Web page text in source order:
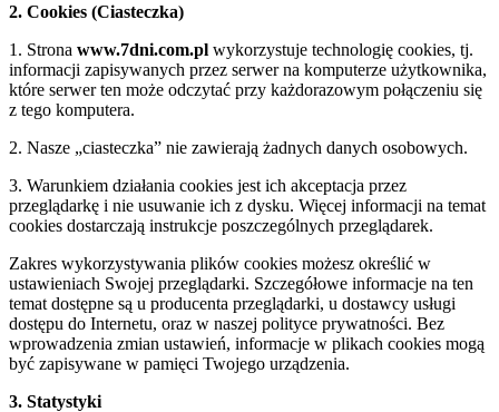
2. Cookies (Ciasteczka)
1. Strona www.7dni.com.pl wykorzystuje technologię cookies, tj.
informacji zapisywanych przez serwer na komputerze użytkownika,
które serwer ten może odczytać przy każdorazowym połączeniu się
z tego komputera.
2. Nasze „ciasteczka” nie zawierają żadnych danych osobowych.
3. Warunkiem działania cookies jest ich akceptacja przez
przeglądarkę i nie usuwanie ich z dysku. Więcej informacji na temat
cookies dostarczają instrukcje poszczególnych przeglądarek.
Zakres wykorzystywania plików cookies możesz określić w
ustawieniach Swojej przeglądarki. Szczegółowe informacje na ten
temat dostępne są u producenta przeglądarki, u dostawcy usługi
dostępu do Internetu, oraz w naszej polityce prywatności. Bez
wprowadzenia zmian ustawień, informacje w plikach cookies mogą
być zapisywane w pamięci Twojego urządzenia.
3. Statystyki